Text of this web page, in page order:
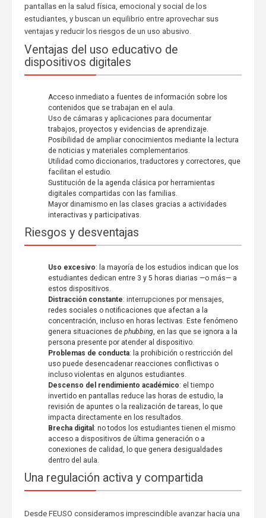
pantallas en la salud física, emocional y social de los
estudiantes, y buscan un equilibrio entre aprovechar sus
ventajas y reducir los riesgos de un uso abusivo.
Ventajas del uso educativo de
dispositivos digitales
Acceso inmediato a fuentes de información sobre los
contenidos que se trabajan en el aula.
Uso de cámaras y aplicaciones para documentar
trabajos, proyectos y evidencias de aprendizaje.
Posibilidad de ampliar conocimientos mediante la lectura
de noticias y materiales complementarios.
Utilidad como diccionarios, traductores y correctores, que
facilitan el estudio.
Sustitución de la agenda clásica por herramientas
digitales compartidas con las familias.
Mayor dinamismo en las clases gracias a actividades
interactivas y participativas.
Riesgos y desventajas
Uso excesivo: la mayoría de los estudios indican que los
estudiantes dedican entre 3 y 5 horas diarias —o más— a
estos dispositivos.
Distracción constante: interrupciones por mensajes,
redes sociales o notificaciones que afectan a la
concentración, incluso en horas lectivas. Este fenómeno
genera situaciones de phubbing, en las que se ignora a la
persona presente por atender al dispositivo.
Problemas de conducta: la prohibición o restricción del
uso puede desencadenar reacciones conflictivas o
incluso violentas en algunos estudiantes.
Descenso del rendimiento académico: el tiempo
invertido en pantallas reduce las horas de estudio, la
revisión de apuntes o la realización de tareas, lo que
impacta directamente en los resultados.
Brecha digital : no todos los estudiantes tienen el mismo
acceso a dispositivos de última generación o a
conexiones de calidad, lo que genera desigualdades
dentro del aula.
Una regulación activa y compartida
Desde FEUSO consideramos imprescindible avanzar hacia una